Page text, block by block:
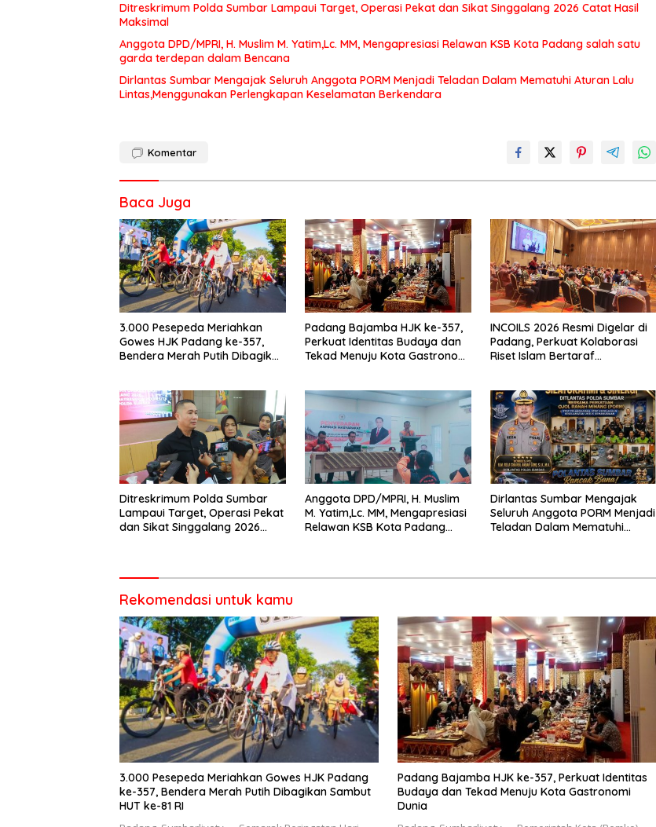
Ditreskrimum Polda Sumbar Lampaui Target, Operasi Pekat dan Sikat Singgalang 2026 Catat Hasil
Maksimal
Anggota DPD/MPRI, H. Muslim M. Yatim,Lc. MM, Mengapresiasi Relawan KSB Kota Padang salah satu
garda terdepan dalam Bencana
Dirlantas Sumbar Mengajak Seluruh Anggota PORM Menjadi Teladan Dalam Mematuhi Aturan Lalu
Lintas,Menggunakan Perlengkapan Keselamatan Berkendara
Komentar
Baca Juga
3.000 Pesepeda Meriahkan
Gowes HJK Padang ke-357,
Bendera Merah Putih Dibagikan
Padang Bajamba HJK ke-357,
Perkuat Identitas Budaya dan
Tekad Menuju Kota Gastronomi
INCOILS 2026 Resmi Digelar di
Padang, Perkuat Kolaborasi
Riset Islam Bertaraf
Ditreskrimum Polda Sumbar
Lampaui Target, Operasi Pekat
dan Sikat Singgalang 2026
Anggota DPD/MPRI, H. Muslim
M. Yatim,Lc. MM, Mengapresiasi
Relawan KSB Kota Padang
Dirlantas Sumbar Mengajak
Seluruh Anggota PORM Menjadi
Teladan Dalam Mematuhi
Rekomendasi untuk kamu
3.000 Pesepeda Meriahkan Gowes HJK Padang
ke-357, Bendera Merah Putih Dibagikan Sambut
HUT ke-81 RI
Padang Bajamba HJK ke-357, Perkuat Identitas
Budaya dan Tekad Menuju Kota Gastronomi
Dunia